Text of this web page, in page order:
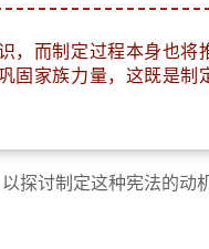
，而制定过程本身也将
固家族力量，这既是制
探讨制定这种宪法的动机